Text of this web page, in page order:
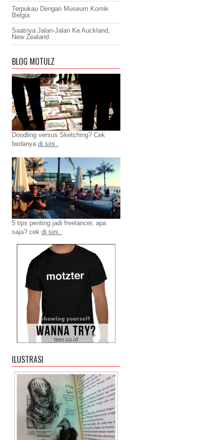
Terpukau Dengan Museum Komik
Belgia
Saatnya Jalan-Jalan Ke Auckland,
New Zealand
BLOG MOTULZ
Doodling versus Sketching? Cek
bedanya di sini..
5 tips penting jadi freelancer, apa
saja? cek di sini..
ILUSTRASI